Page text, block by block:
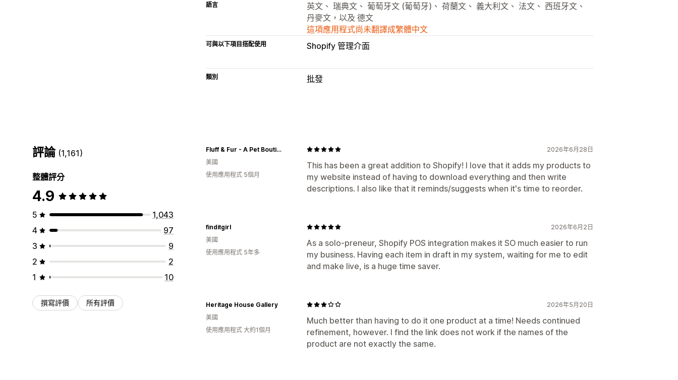
語言
英文、 瑞典文、 葡萄牙文 (葡萄牙)、 荷蘭文、 義大利文、 法文、 西班牙文、
丹麥文，以及 德文
這項應用程式尚未翻譯成繁體中文
可與以下項目搭配使用 Shopify 管理介面
類別 批發
評論 (1,161)
整體評分
4.9
5
1,043
4
97
3
9
2
2
1
10
撰寫評價 所有評價
2026年6月28日
This has been a great addition to Shopify! I love that it adds my products to
my website instead of having to download everything and then write
descriptions. I also like that it reminds/suggests when it's time to reorder.
Fluff & Fur - A Pet Boutique
美國
使用應用程式 5個月
2026年6月2日
As a solo-preneur, Shopify POS integration makes it SO much easier to run
my business. Having each item in draft in my system, waiting for me to edit
and make live, is a huge time saver.
finditgirl
美國
使用應用程式 5年多
2026年5月20日
Much better than having to do it one product at a time! Needs continued
refinement, however. I find the link does not work if the names of the
product are not exactly the same.
Heritage House Gallery
美國
使用應用程式 大約1個月